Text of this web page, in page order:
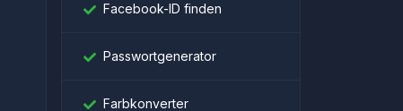
Facebook-ID finden
Passwortgenerator
Farbkonverter